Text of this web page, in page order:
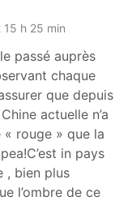
h 25 min
passé auprès
chaque
que depuis
actuelle n’a
« rouge » que la
in pays
, bien plus
l’ombre de ce